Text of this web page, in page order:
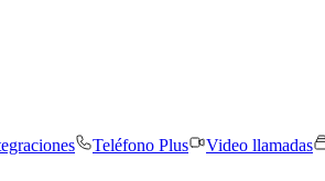
Teléfono Plus Video llamadas